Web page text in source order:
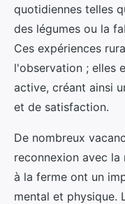
quotidiennes telles
des légumes ou la
Ces expériences
l'observation ; elles
active, créant ainsi
et de satisfaction.
De nombreux
reconnexion avec
à la ferme ont un
mental et physique.